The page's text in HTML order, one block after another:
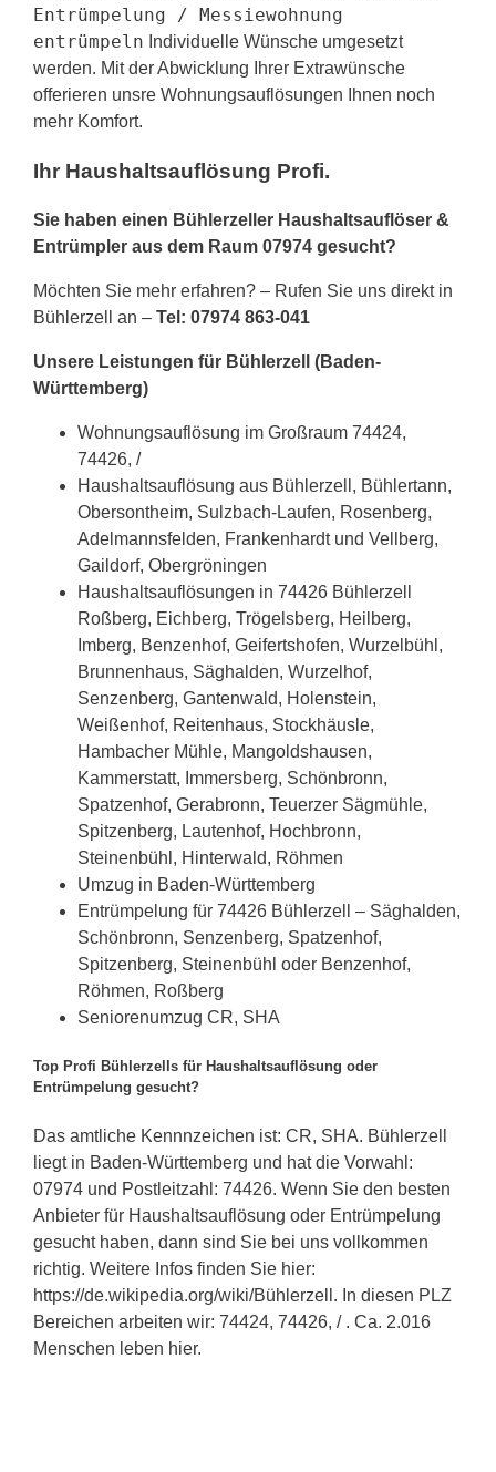
Entrümpelung / Messiewohnung
entrümpeln Individuelle Wünsche umgesetzt
werden. Mit der Abwicklung Ihrer Extrawünsche
offerieren unsre Wohnungsauflösungen Ihnen noch
mehr Komfort.
Ihr Haushaltsauflösung Profi.
Sie haben einen Bühlerzeller Haushaltsauflöser &
Entrümpler aus dem Raum 07974 gesucht?
Möchten Sie mehr erfahren? – Rufen Sie uns direkt in
Bühlerzell an – Tel: 07974 863-041
Unsere Leistungen für Bühlerzell (Baden-
Württemberg)
Wohnungsauflösung im Großraum 74424,
74426, /
Haushaltsauflösung aus Bühlerzell, Bühlertann,
Obersontheim, Sulzbach-Laufen, Rosenberg,
Adelmannsfelden, Frankenhardt und Vellberg,
Gaildorf, Obergröningen
Haushaltsauflösungen in 74426 Bühlerzell
Roßberg, Eichberg, Trögelsberg, Heilberg,
Imberg, Benzenhof, Geifertshofen, Wurzelbühl,
Brunnenhaus, Säghalden, Wurzelhof,
Senzenberg, Gantenwald, Holenstein,
Weißenhof, Reitenhaus, Stockhäusle,
Hambacher Mühle, Mangoldshausen,
Kammerstatt, Immersberg, Schönbronn,
Spatzenhof, Gerabronn, Teuerzer Sägmühle,
Spitzenberg, Lautenhof, Hochbronn,
Steinenbühl, Hinterwald, Röhmen
Umzug in Baden-Württemberg
Entrümpelung für 74426 Bühlerzell – Säghalden,
Schönbronn, Senzenberg, Spatzenhof,
Spitzenberg, Steinenbühl oder Benzenhof,
Röhmen, Roßberg
Seniorenumzug CR, SHA
Top Profi Bühlerzells für Haushaltsauflösung oder
Entrümpelung gesucht?
Das amtliche Kennnzeichen ist: CR, SHA. Bühlerzell
liegt in Baden-Württemberg und hat die Vorwahl:
07974 und Postleitzahl: 74426. Wenn Sie den besten
Anbieter für Haushaltsauflösung oder Entrümpelung
gesucht haben, dann sind Sie bei uns vollkommen
richtig. Weitere Infos finden Sie hier:
https://de.wikipedia.org/wiki/Bühlerzell. In diesen PLZ
Bereichen arbeiten wir: 74424, 74426, / . Ca. 2.016
Menschen leben hier.